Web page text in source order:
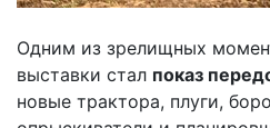
Одним из зрелищных
выставки стал показ
новые трактора, плуги,